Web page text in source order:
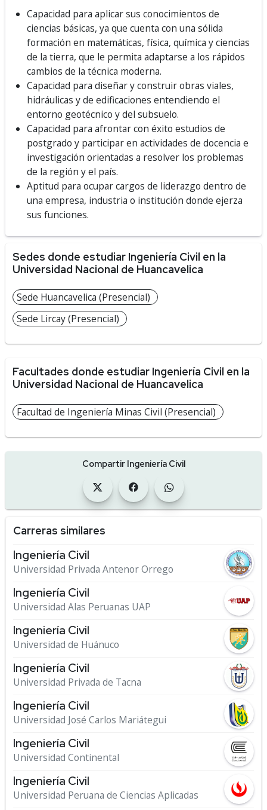
Capacidad para aplicar sus conocimientos de
ciencias básicas, ya que cuenta con una sólida
formación en matemáticas, física, química y ciencias
de la tierra, que le permita adaptarse a los rápidos
cambios de la técnica moderna.
Capacidad para diseñar y construir obras viales,
hidráulicas y de edificaciones entendiendo el
entorno geotécnico y del subsuelo.
Capacidad para afrontar con éxito estudios de
postgrado y participar en actividades de docencia e
investigación orientadas a resolver los problemas
de la región y el país.
Aptitud para ocupar cargos de liderazgo dentro de
una empresa, industria o institución donde ejerza
sus funciones.
Sedes donde estudiar Ingeniería Civil en la
Universidad Nacional de Huancavelica
Sede Huancavelica (Presencial)
Sede Lircay (Presencial)
Facultades donde estudiar Ingeniería Civil en la
Universidad Nacional de Huancavelica
Facultad de Ingeniería Minas Civil (Presencial)
Compartir Ingeniería Civil
Carreras similares
Ingeniería Civil
Universidad Privada Antenor Orrego
Ingeniería Civil
Universidad Alas Peruanas UAP
Ingeniería Civil
Universidad de Huánuco
Ingeniería Civil
Universidad Privada de Tacna
Ingeniería Civil
Universidad José Carlos Mariátegui
Ingeniería Civil
Universidad Continental
Ingeniería Civil
Universidad Peruana de Ciencias Aplicadas